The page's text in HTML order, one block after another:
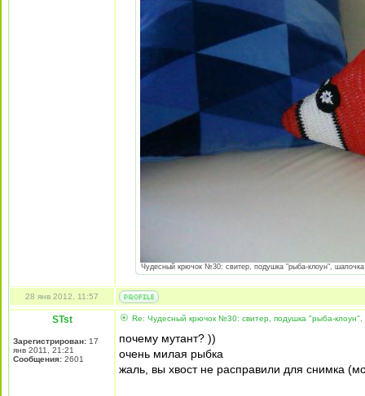
Чудесный крючок №30: свитер, подушка "рыба-клоун",
28 янв 2012, 11:57
STst
Зарегистрирован: 17
янв 2011, 21:21
Сообщения: 2601
Re: Чудесный крючок №30: свитер, подушка "рыба-клоун",
почему мутант? ))
очень милая рыбка
жаль, вы хвост не расправили для снимка